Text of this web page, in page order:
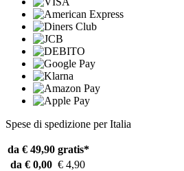
Spese di spedizione per Italia
da € 49,90 gratis*
da € 0,00 € 4,90